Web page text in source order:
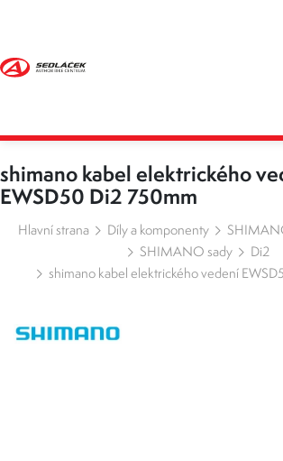
shimano kabel elektrického
EWSD50 Di2 750mm
Hlavní strana Díly a komponenty
SHIMANO sady
Di2
shimano kabel elektrického vedení